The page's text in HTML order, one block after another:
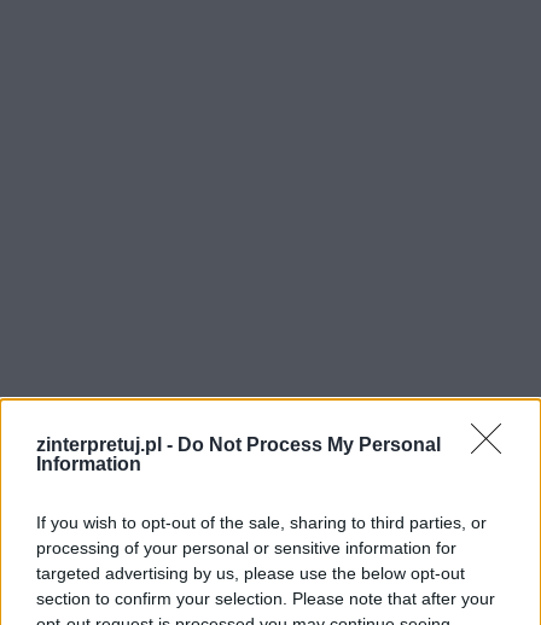
zinterpretuj.pl - Do Not Process My Personal
Information
If you wish to opt-out of the sale, sharing to third parties, or
processing of your personal or sensitive information for
targeted advertising by us, please use the below opt-out
section to confirm your selection. Please note that after your
Antygona
jest przykładem typowej starożytnej
tragedii greckiej. Dzięki takim dziełom możemy
się dziś dowiedzieć jak o sztuce teatralnej
myśleli nasi przodkowie kilka tysięcy lat temu.